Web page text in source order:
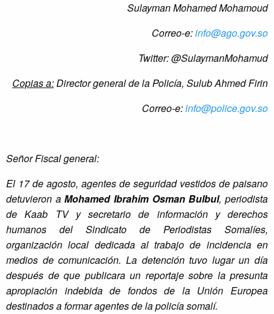
Sulayman Mohamed Mohamoud
Correo-e:info@ago.gov.so
Twitter:@SulaymanMohamud
Copias a:Director general de la Policía, Sulub Ahmed Firin
Correo-e:info@police.gov.so
Señor Fiscal general:
El 17 de agosto, agentes de seguridad vestidos de paisano
detuvieron aMohamed Ibrahim Osman Bulbul, periodista
de Kaab TV y secretario de información y derechos
humanos del Sindicato de Periodistas Somalíes,
organización local dedicada al trabajo de incidencia en
medios de comunicación. La detención tuvo lugar un día
después de que publicara un reportaje sobre la presunta
apropiación indebida de fondos de la Unión Europea
destinados a formar agentes de la policía somalí.